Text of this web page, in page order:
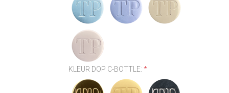
KLEUR DOP C-BOTTLE:*